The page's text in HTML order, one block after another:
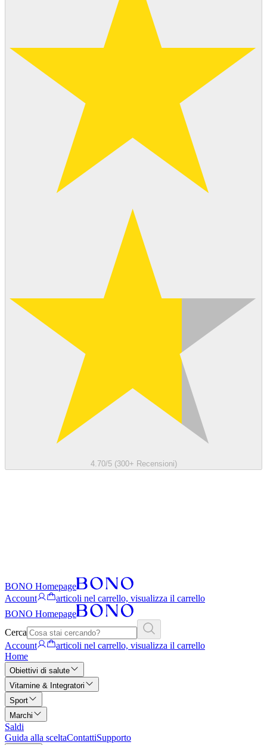
4.70/5 (300+ Recensioni)
BONO Homepage
Account
articoli nel carrello, visualizza il carrello
BONO Homepage
Cerca
Account
articoli nel carrello, visualizza il carrello
Home
Obiettivi di salute
Vitamine & Integratori
Sport
Marchi
Saldi
Guida alla sceltaContattiSupporto